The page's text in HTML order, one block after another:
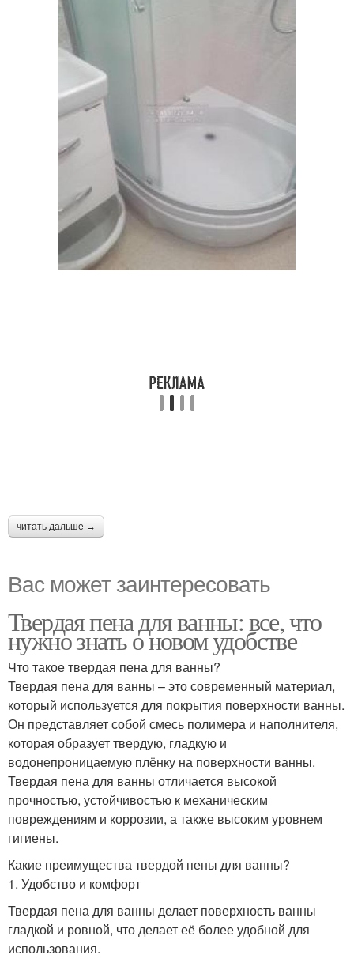
читать дальше →
Вас может заинтересовать
Твердая пена для ванны: все, что
нужно знать о новом удобстве
Что такое твердая пена для ванны?
Твердая пена для ванны – это современный материал,
который используется для покрытия поверхности ванны.
Он представляет собой смесь полимера и наполнителя,
которая образует твердую, гладкую и
водонепроницаемую плёнку на поверхности ванны.
Твердая пена для ванны отличается высокой
прочностью, устойчивостью к механическим
повреждениям и коррозии, а также высоким уровнем
гигиены.
Какие преимущества твердой пены для ванны?
1. Удобство и комфорт
Твердая пена для ванны делает поверхность ванны
гладкой и ровной, что делает её более удобной для
использования.